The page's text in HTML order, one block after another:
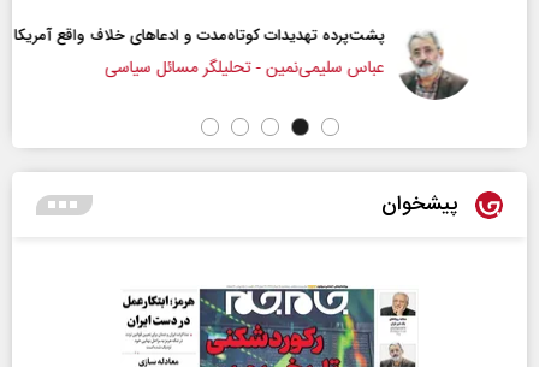
پشت‌پرده تهدیدات کوتاه‏‌مدت و ادعا‌های خلاف واقع آمریکا
عباس سلیمی‌نمین - تحلیلگر مسائل سیاسی
پیشخوان